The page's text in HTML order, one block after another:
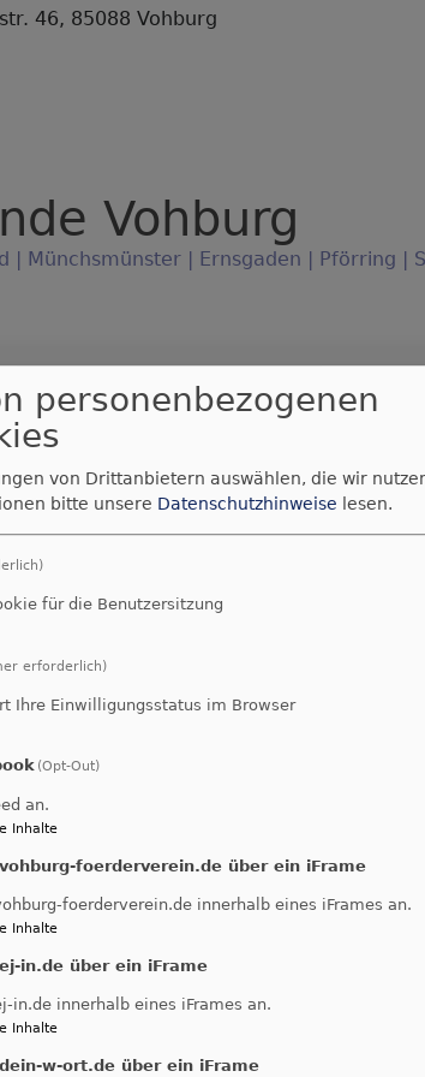
46, 85088 Vohburg
Vohburg
| Münchsmünster | Ernsgaden | Pförring |
Leben
Eindrücke
| Rückblick
für Jesus
personenbezogenen
von Drittanbietern auswählen, die wir
bitte unsere Datenschutzhinweise lesen.
für die Benutzersitzung
erforderlich)
Ihre Einwilligungsstatus im Browser
(Opt-Out)
an.
Inhalte
foerderverein.de über ein iFrame
foerderverein.de innerhalb eines iFrames an.
Inhalte
in.de über ein iFrame
in.de innerhalb eines iFrames an.
Inhalte
w-ort.de über ein iFrame